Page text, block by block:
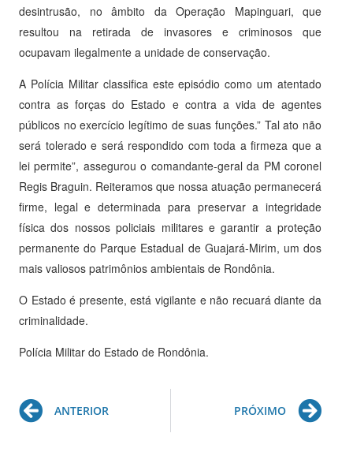
desintrusão, no âmbito da Operação Mapinguari, que
resultou na retirada de invasores e criminosos que
ocupavam ilegalmente a unidade de conservação.
A Polícia Militar classifica este episódio como um atentado
contra as forças do Estado e contra a vida de agentes
públicos no exercício legítimo de suas funções.” Tal ato não
será tolerado e será respondido com toda a firmeza que a
lei permite”, assegurou o comandante-geral da PM coronel
Regis Braguin. Reiteramos que nossa atuação permanecerá
firme, legal e determinada para preservar a integridade
física dos nossos policiais militares e garantir a proteção
permanente do Parque Estadual de Guajará-Mirim, um dos
mais valiosos patrimônios ambientais de Rondônia.
O Estado é presente, está vigilante e não recuará diante da
criminalidade.
Polícia Militar do Estado de Rondônia.
Prev
ANTERIOR PRÓXIMO